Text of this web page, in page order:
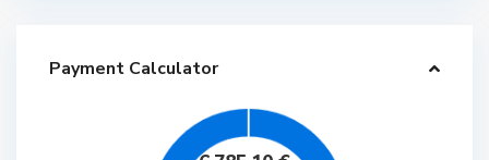
Payment Calculator